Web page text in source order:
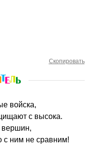
Скопировать
войска,
с высока.
вершин,
с ним не сравним!